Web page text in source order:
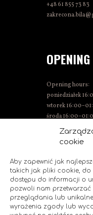
cookie
Aby zapewnić jak
takich jak pliki cookie, do
dostępu do informacji o
pozwoli nam
przeglądania lub
wyrażenia zgody lub
+48 61 855 73 83
Opening hours:
poniedziałek
wtorek
środa
Thursday
Friday
Sunday
SOCIAL